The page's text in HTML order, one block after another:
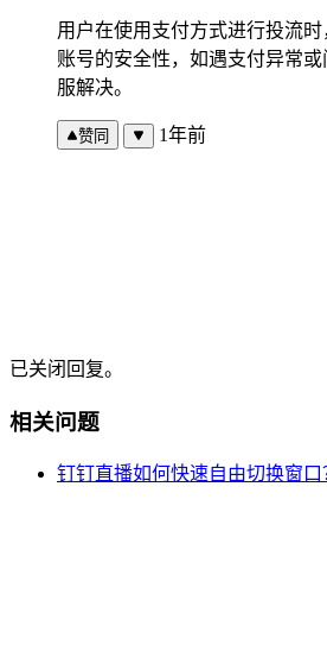
用户在使用支付方式进行投流
账号的安全性，如遇支付异常
服解决。
赞同 1年前
已关闭回复。
相关问题
钉钉直播如何快速自由切换窗口